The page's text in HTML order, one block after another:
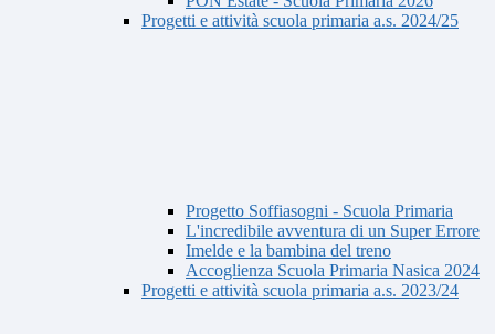
Progetti e attività scuola primaria a.s. 2024/25
Progetto Soffiasogni - Scuola Primaria
L'incredibile avventura di un Super Errore
Imelde e la bambina del treno
Accoglienza Scuola Primaria Nasica 2024
Progetti e attività scuola primaria a.s. 2023/24